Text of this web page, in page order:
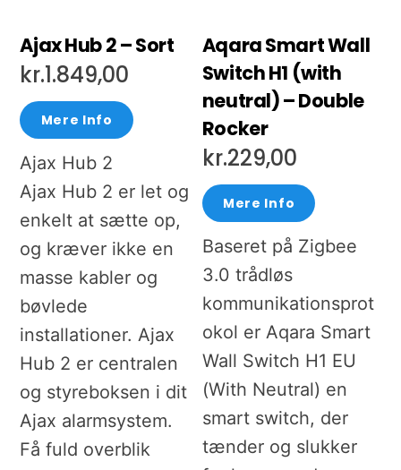
Ajax Hub 2 – Sort
kr.1.849,00
Mere Info
Ajax Hub 2
Ajax Hub 2 er let og
enkelt at sætte op,
og kræver ikke en
masse kabler og
bøvlede
installationer. Ajax
Hub 2 er centralen
og styreboksen i dit
Ajax alarmsystem.
Få fuld overblik
Aqara Smart Wall
Switch H1 (with
neutral) – Double
Rocker
kr.229,00
Mere Info
Baseret på Zigbee
3.0 trådløs
kommunikationsprot
okol er Aqara Smart
Wall Switch H1 EU
(With Neutral) en
smart switch, der
tænder og slukker